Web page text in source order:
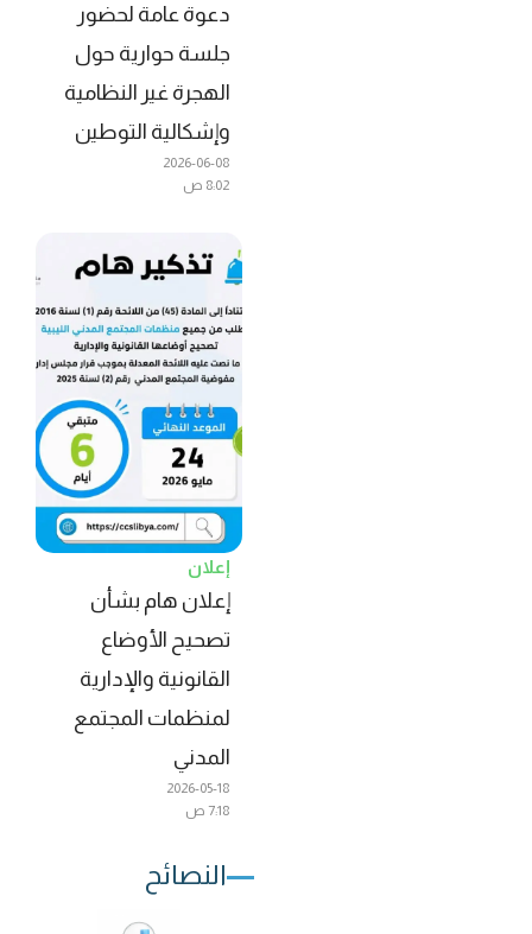
دعوة عامة لحضور
جلسة حوارية حول
الهجرة غير النظامية
وإشكالية التوطين
2026-06-08
8:02 ص
إعلان
إعلان هام بشأن
تصحيح الأوضاع
القانونية والإدارية
لمنظمات المجتمع
المدني
2026-05-18
7:18 ص
النصائح